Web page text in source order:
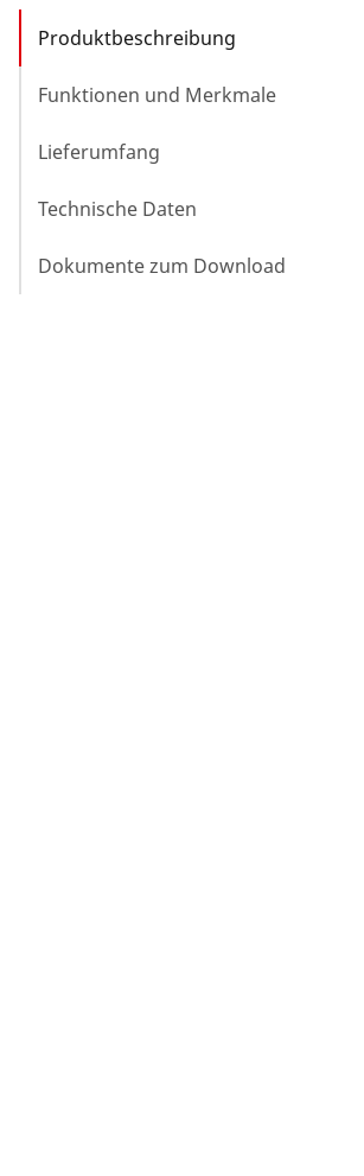
Produktbeschreibung
Funktionen und Merkmale
Lieferumfang
Technische Daten
Dokumente zum Download